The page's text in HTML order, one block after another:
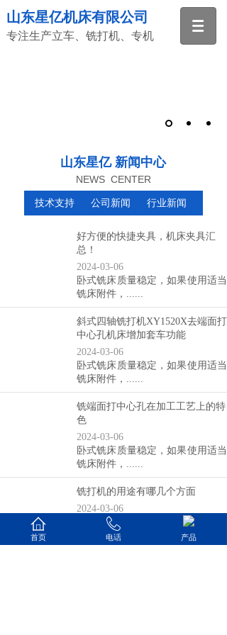
山东星亿机床有限公司
专注生产立车、铣打机、专机
山东星亿 新闻中心
NEWS CENTER
技术支持 公司新闻 行业新闻
好方便的快捷夹具，机床夹具汇
总！
2024-03-06
卧式铣床质量稳定，如果使用适当
铣床附件，......
斜式四轴铣打机XY1520X去端面打
中心孔机床增加套车功能
2024-03-06
卧式铣床质量稳定，如果使用适当
铣床附件，......
铣端面打中心孔在加工工艺上的特
色
2024-03-06
卧式铣床质量稳定，如果使用适当
铣床附件，......
铣打机的用途有哪几个方面
2024-03-06
卧式铣床质量稳定，如果使用适当
铣床附件，......
首页 电话 产品